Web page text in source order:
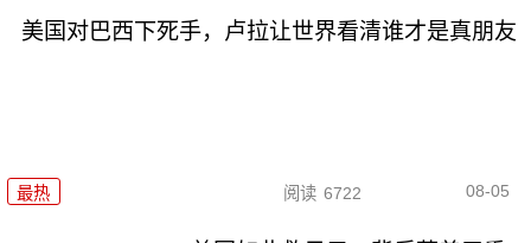
美国对巴西下死手，卢拉让世界看清谁才是真朋友
最热 阅读 6722 08-05